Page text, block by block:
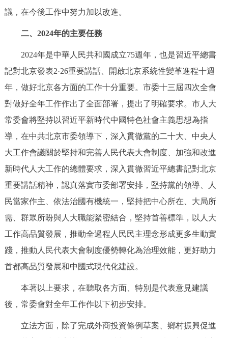
議，在今後工作中努力加以改進。
二、2024年的主要任務
2024年是中華人民共和國成立75週年，也是習近平總書
記對北京發表2·26重要講話、開啟北京系統性變革進程十週
年，做好北京各方面的工作十分重要。市委十三屆四次全會
對做好全年工作作出了全面部署，提出了明確要求。市人大
常委會將堅持以習近平新時代中國特色社會主義思想為指
導，在中共北京市委領導下，深入貫徹黨的二十大、中央人
大工作會議關於堅持和完善人民代表大會制度、加強和改進
新時代人大工作的總體要求，深入貫徹習近平總書記對北京
重要講話精神，認真落實市委部署安排，堅持黨的領導、人
民當家作主、依法治國有機統一，堅持把中心所在、大局所
需、群眾所盼與人大職能緊密結合，堅持首善標準，以人大
工作高品質發展，推動全過程人民民主理念形成更多生動實
踐，推動人民代表大會制度優勢轉化為治理效能，更好助力
首都高品質發展和中國式現代化建設。
本著以上要求，在聽取各方面、特別是代表意見建議
後，常委會對全年工作作以下初步安排。
立法方面，除了完成外商投資條例草案、鄉村振興促進